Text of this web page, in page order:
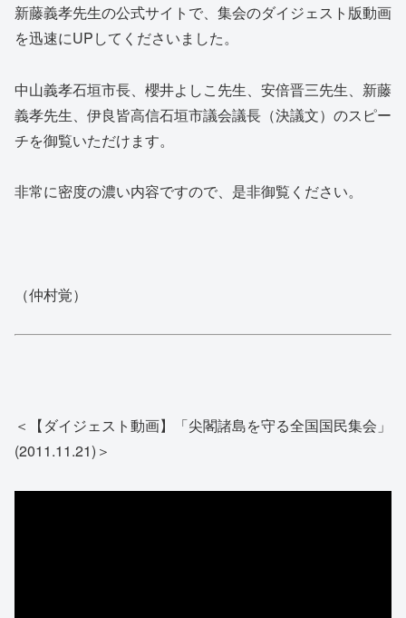
新藤義孝先生の公式サイトで、集会のダイジェスト版動画
を迅速にUPしてくださいました。
中山義孝石垣市長、櫻井よしこ先生、安倍晋三先生、新藤
義孝先生、伊良皆高信石垣市議会議長（決議文）のスピー
チを御覧いただけます。
非常に密度の濃い内容ですので、是非御覧ください。
（仲村覚）
＜【ダイジェスト動画】「尖閣諸島を守る全国国民集会」
(2011.11.21)＞